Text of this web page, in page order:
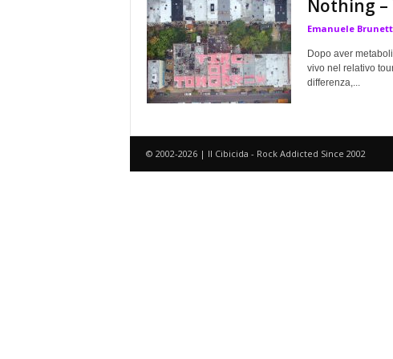
a
Nothing
Emanuele
Dopo aver
vivo nel relativo
differenza,...
© 2002-2026 | Il Cibicida - Rock Addicted Since 2002